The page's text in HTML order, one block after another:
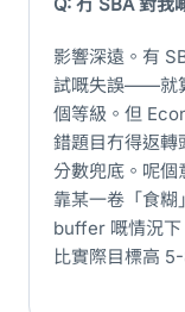
影響深遠。有
試嘅失誤——就
個等級。但
錯題目冇得返
分數兜底。呢
靠某一卷「食
buffer 嘅情況下
比實際目標高